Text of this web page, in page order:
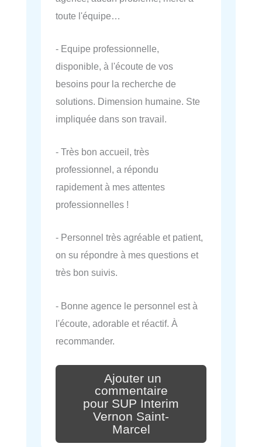
toute l'équipe…
- Equipe professionnelle,
disponible, à l'écoute de vos
besoins pour la recherche de
solutions. Dimension humaine. Ste
impliquée dans son travail.
- Très bon accueil, très
professionnel, a répondu
rapidement à mes attentes
professionnelles !
- Personnel très agréable et patient,
on su répondre à mes questions et
très bon suivis.
- Bonne agence le personnel est à
l'écoute, adorable et réactif. À
recommander.
Ajouter un
commentaire
pour SUP Interim
Vernon Saint-
Marcel